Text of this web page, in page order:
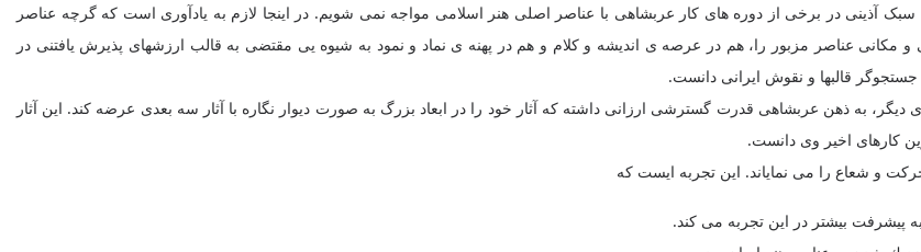
آذینی در برخی از دوره های کار عربشاهی با عناصر اصلی هنر اسلامی مواجه نمی شویم. در اینجا لازم به یادآوری است که گرچه عناصر
مکانی عناصر مزبور را، هم در عرصه ی اندیشه و کلام و هم در پهنه ی نماد و نمود به شیوه یی مقتضی به قالب ارزشهای پذیرش یافتنی در
قالبها و نقوش ایرانی دانست.
به ذهن عربشاهی قدرت گسترشی ارزانی داشته که آثار خود را در ابعاد بزرگ به صورت دیوار نگاره با آثار سه بعدی عرضه کند. این آثار
کارهای اخیر وی دانست.
و شعاع را می نمایاند. این تجربه ایست که
پیشرفت بیشتر در این تجربه می کند.